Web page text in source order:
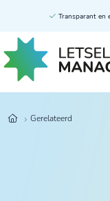
Transparant en
Gerelateerd